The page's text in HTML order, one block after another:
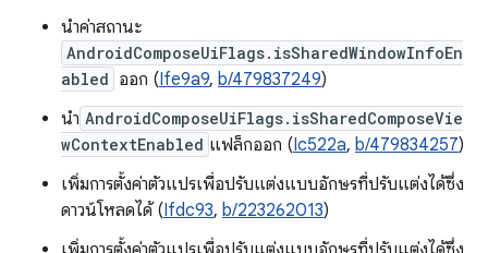
นำค่าสถานะ
AndroidComposeUiFlags.isSharedWindowInfoEn
abled ออก (Ife9a9, b/479837249)
นำ AndroidComposeUiFlags.isSharedComposeVie
wContextEnabled แฟล็กออก (Ic522a, b/479834257)
เพิ่มการตั้งค่าตัวแปรเพื่อปรับแต่งแบบอักษรที่ปรับแต่งได้ซึ่ง
ดาวน์โหลดได้ (Ifdc93, b/223262013)